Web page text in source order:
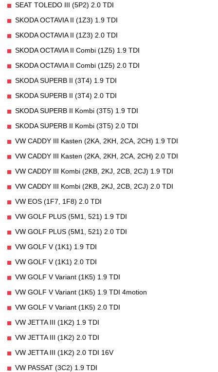
SEAT TOLEDO III (5P2) 2.0 TDI
SKODA OCTAVIA II (1Z3) 1.9 TDI
SKODA OCTAVIA II (1Z3) 2.0 TDI
SKODA OCTAVIA II Combi (1Z5) 1.9 TDI
SKODA OCTAVIA II Combi (1Z5) 2.0 TDI
SKODA SUPERB II (3T4) 1.9 TDI
SKODA SUPERB II (3T4) 2.0 TDI
SKODA SUPERB II Kombi (3T5) 1.9 TDI
SKODA SUPERB II Kombi (3T5) 2.0 TDI
VW CADDY III Kasten (2KA, 2KH, 2CA, 2CH) 1.9 TDI
VW CADDY III Kasten (2KA, 2KH, 2CA, 2CH) 2.0 TDI
VW CADDY III Kombi (2KB, 2KJ, 2CB, 2CJ) 1.9 TDI
VW CADDY III Kombi (2KB, 2KJ, 2CB, 2CJ) 2.0 TDI
VW EOS (1F7, 1F8) 2.0 TDI
VW GOLF PLUS (5M1, 521) 1.9 TDI
VW GOLF PLUS (5M1, 521) 2.0 TDI
VW GOLF V (1K1) 1.9 TDI
VW GOLF V (1K1) 2.0 TDI
VW GOLF V Variant (1K5) 1.9 TDI
VW GOLF V Variant (1K5) 1.9 TDI 4motion
VW GOLF V Variant (1K5) 2.0 TDI
VW JETTA III (1K2) 1.9 TDI
VW JETTA III (1K2) 2.0 TDI
VW JETTA III (1K2) 2.0 TDI 16V
VW PASSAT (3C2) 1.9 TDI